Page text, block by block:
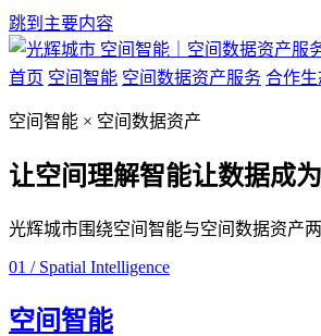
跳到主要内容
空间智能｜空间数据资产服
首页 空间智能 空间数据资产服务 合作生
空间智能 × 空间数据资产
让空间理解智能让数据成
光辉城市围绕空间智能与空间数据资产
01 / Spatial Intelligence
空间智能